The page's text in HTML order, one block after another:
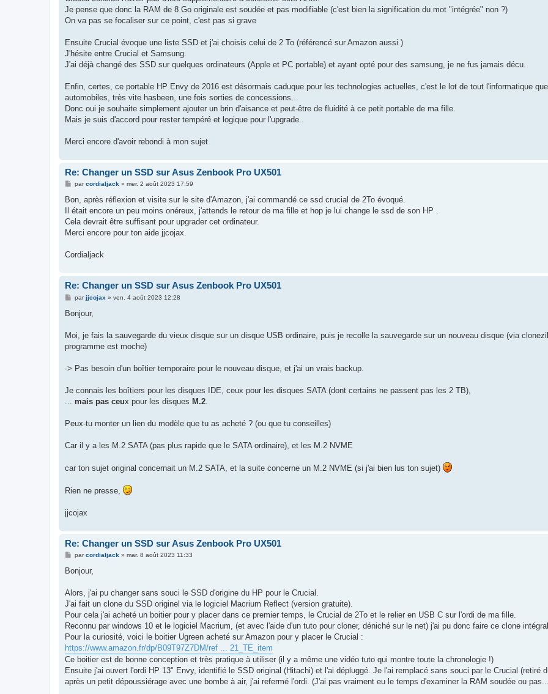
Je pense que donc la RAM de 8 Go originale est soudée et pas modifiable (c'est bien la signification du mot "intégrée" non ?)
On va pas se focaliser sur ce point, c'est pas si grave
Ensuite Crucial évoque une liste SSD et j'ai choisis celui de 2 To (référencé sur Amazon aussi )
J'hésite entre Crucial et Samsung.
J'ai déjà changé des SSD sur quelques ordinateurs (Apple et PC portable) et ayant opté pour des samsung, je ne fus jamais décu.
Enfin, certes, ce portable HP Envy de 2016 est désormais caduque pour les technologies actuelles, c'est le lot de tout l'informatique
automobiles, très vite hasbeen, une fois sorties de concessions...
Donc oui je souhaite simplement ajouter un brin d'aisance et peut-être de fluidité à ce petit portable de ma fille.
Mais je suis d'accord pour rester tempéré et logique pour l'upgrade..
Merci encore d'avoir rebondi à mon sujet
Re: Changer un SSD sur Asus Zenbook Pro UX501
M
s
a
g
parcordialjack » mer. 2 août 2023 17:59
Bon, après réflexion et visite sur le site d'Amazon, j'ai commandé ce ssd crucial de 2To évoqué.
Il était encore un peu moins onéreux, j'attends le retour de ma fille et hop je lui change le ssd de son HP .
Cela devrait être suffisant pour upgrader cet ordinateur.
Merci encore pour ton aide jjcojax.
Cordialjack
Re: Changer un SSD sur Asus Zenbook Pro UX501
M
s
g
parjjcojax » ven. 4 août 2023 12:28
Bonjour,
Moi, je fais la sauvegarde du vieux disque sur un disque USB ordinaire, puis je recolle la sauvegarde sur un nouveau disque (via
programme est moche)
-> Pas besoin d'un boîtier temporaire pour le nouveau disque, et j'ai un vrais backup.
Je connais les boîtiers pour les disques IDE, ceux pour les disques SATA (dont certains ne passent pas les 2 TB),
mais pas ceux pour les disques M.2
Peux-tu monter un lien du modèle que tu as acheté ? (ou que tu conseilles)
Car il y a les M.2 SATA (pas plus rapide que le SATA ordinaire), et les M.2 NVME
car ton sujet original concernait un M.2 SATA, et la suite concerne un M.2 NVME (si j'ai bien lus ton sujet)
Rien ne presse,
jjcojax
Re: Changer un SSD sur Asus Zenbook Pro UX501
M
s
g
parcordialjack » mar. 8 août 2023 11:33
Bonjour,
Alors, j'ai pu changer sans souci le SSD d'origine du HP pour le Crucial.
J'ai fait un clone du SSD originel via le logiciel Macrium Reflect (version gratuite).
Pour cela j'ai acheté un boitier pour y placer dans ce premier temps, le Crucial de 2To et le relier en USB C sur l'ordi de ma fille.
Reconnu par windows 10 et le logiciel Macrium, (et avec l'aide d'un tuto pour cloner, déniché sur le net) j'ai pu donc faire ce clone
Pour la curiosité, voici le boitier Ugreen acheté sur Amazon pour y placer le Crucial :
https://www.amazon.fr/dp/B09T97Z7DM/ref ... 21_TE_item
Ce boitier est de bonne conception et très pratique à utiliser (il y a même une vidéo tuto qui montre toute la chronologie !)
Ensuite j'ai ouvert l'ordi HP 13" Envy, identifié le SSD original (Hitachi) et l'ai dépluggé. Je l'ai remplacé sans souci par le Crucial (retiré
après un petit dépoussiérage avec une bombe à air, j'ai refermé l'ordi. (J'ai pas vraiment eu le temps d'examiner la RAM soudée ou